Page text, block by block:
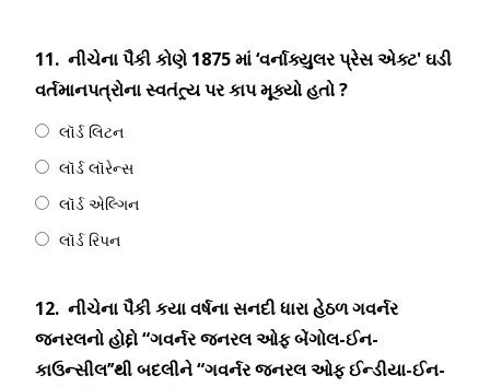
11. નીચેના પૈકી કોણે 1875 માં ‘વર્નાક્યુલર પ્રેસ એક્ટ' ઘડી
વર્તમાનપત્રોના સ્વતંત્ર્ય પર કાપ મૂક્યો હતો ?
લૉર્ડ લિટન
લૉર્ડ લૉરેન્સ
લૉર્ડ એલ્ગિન
લૉર્ડ રિપન
12. નીચેના પૈકી કયા વર્ષના સનદી ધારા હેઠળ ગવર્નર
જનરલનો હોદ્દો “ગવર્નર જનરલ ઓફ બેંગોલ-ઈન-
કાઉન્સીલ’’થી બદલીને “ગવર્નર જનરલ ઓફ ઈન્ડીયા-ઈન-